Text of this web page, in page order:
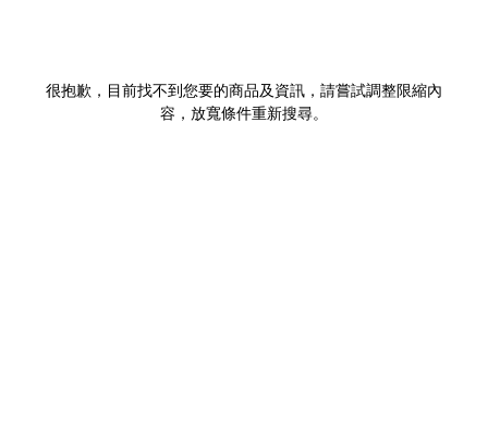
很抱歉，目前找不到您要的商品及資訊，請嘗試調整限縮內
容，放寬條件重新搜尋。